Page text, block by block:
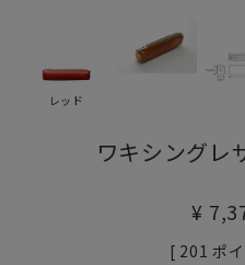
レッド
ワキシングレ
¥
[ 201 ポ